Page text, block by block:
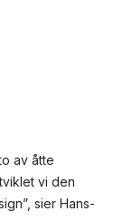
av åtte
vi den
sier Hans-